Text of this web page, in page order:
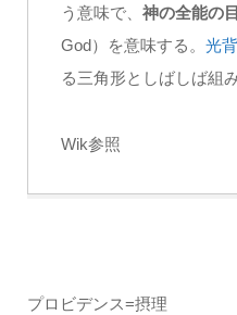
う意味で、 神の全能の目
God ）を意味する。 光背
る三角形としばしば組
Wik参照
プロビデンス=摂理